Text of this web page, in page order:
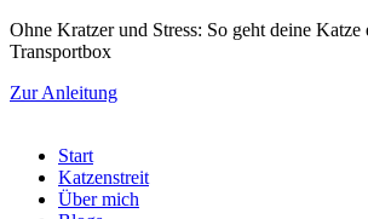
Zum
Inhalt
Ohne Kratzer und Stress: So geht deine Katze
Transportbox
Zur Anleitung
Start
Katzenstreit
Über mich